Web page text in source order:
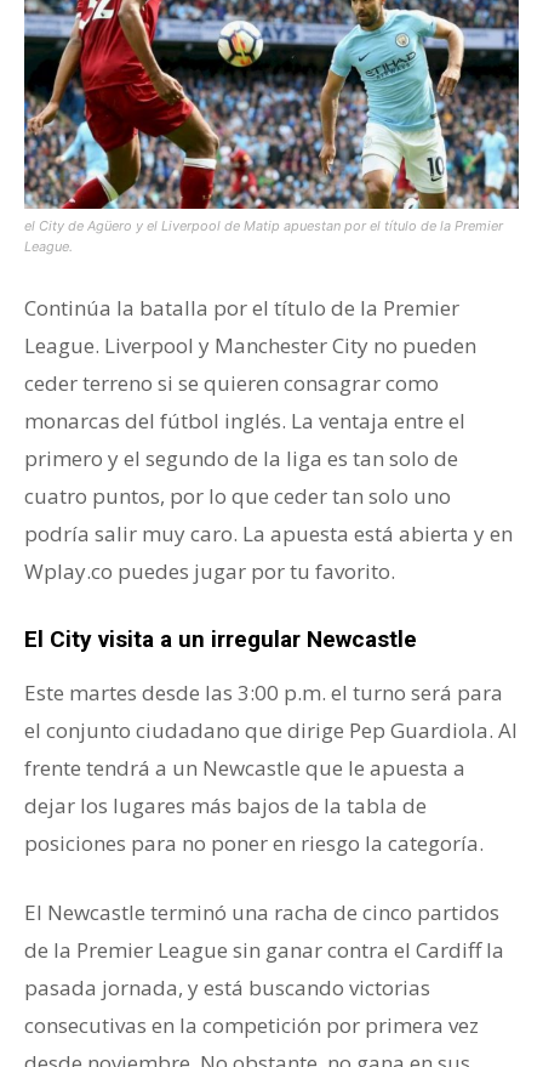
el City de Agüero y el Liverpool de Matip apuestan por el título de la Premier
League.
Continúa la batalla por el título de la Premier
League. Liverpool y Manchester City no pueden
ceder terreno si se quieren consagrar como
monarcas del fútbol inglés. La ventaja entre el
primero y el segundo de la liga es tan solo de
cuatro puntos, por lo que ceder tan solo uno
podría salir muy caro. La apuesta está abierta y en
Wplay.co puedes jugar por tu favorito.
El City visita a un irregular Newcastle
Este martes desde las 3:00 p.m. el turno será para
el conjunto ciudadano que dirige Pep Guardiola. Al
frente tendrá a un Newcastle que le apuesta a
dejar los lugares más bajos de la tabla de
posiciones para no poner en riesgo la categoría.
El Newcastle terminó una racha de cinco partidos
de la Premier League sin ganar contra el Cardiff la
pasada jornada, y está buscando victorias
consecutivas en la competición por primera vez